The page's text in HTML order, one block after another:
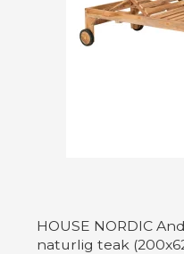
HOUSE NORDIC
naturlig teak